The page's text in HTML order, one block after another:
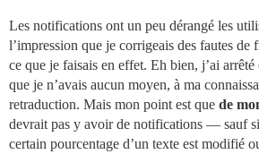
Les notifications ont un peu dérangé les
l’impression que je corrigeais des fautes
ce que je faisais en effet. Eh bien, j’ai arrêté
que je n’avais aucun moyen, à ma
retraduction. Mais mon point est que de
devrait pas y avoir de notifications — sauf
certain pourcentage d’un texte est modifié